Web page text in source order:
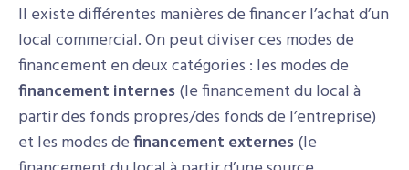
Il existe différentes manières de financer l’achat d’un
local commercial. On peut diviser ces modes de
financement en deux catégories : les modes de
financement internes(le financement du local à
partir des fonds propres/des fonds de l’entreprise)
et les modes definancement externes(le